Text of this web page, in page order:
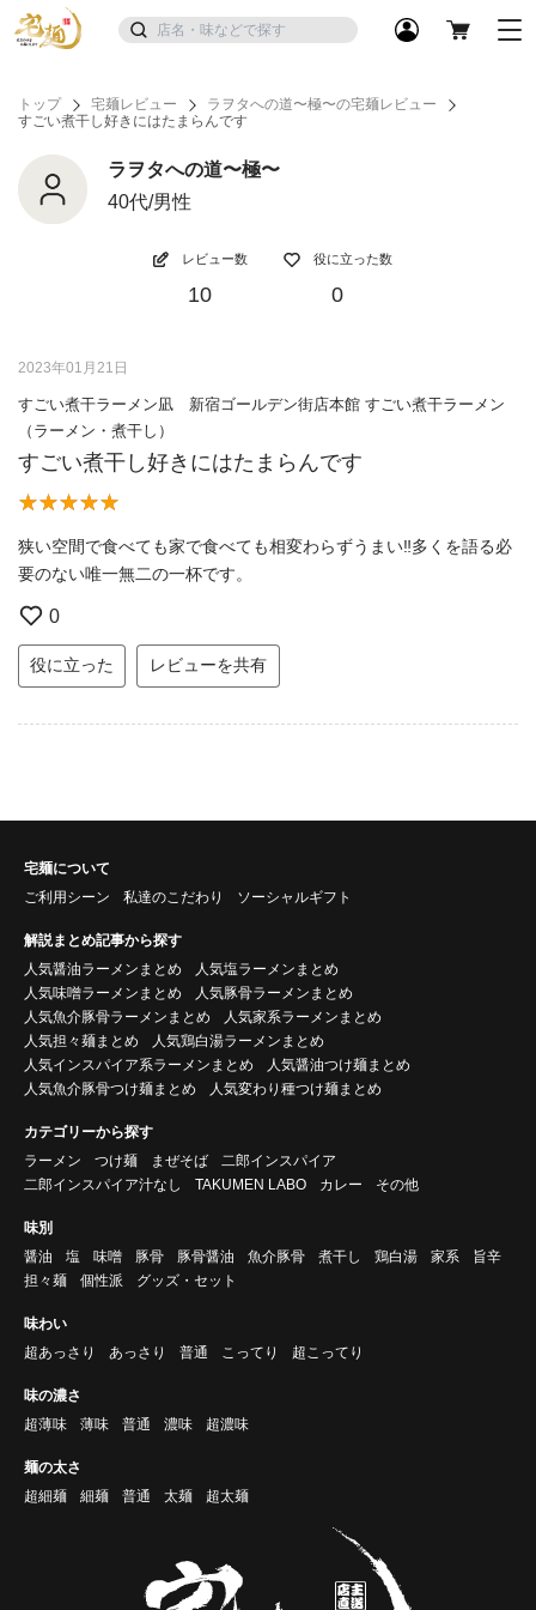
トップ 宅麺レビュー
ラヲタへの道〜極〜の宅麺レビュー
すごい煮干し好きにはたまらんです
ラヲタへの道〜極〜
40代/男性
レビュー数
10
役に立った数
0
2023年01月21日
すごい煮干ラーメン凪 新宿ゴールデン街店本館 すごい煮干ラーメン
（ラーメン・煮干し）
すごい煮干し好きにはたまらんです
狭い空間で食べても家で食べても相変わらずうまい‼︎多くを語る必
要のない唯一無二の一杯です。
0
役に立った レビューを共有
宅麺について
ご利用シーン
私達のこだわり ソーシャルギフト
解説まとめ記事から探す
人気醤油ラーメンまとめ
人気塩ラーメンまとめ
人気味噌ラーメンまとめ
人気豚骨ラーメンまとめ
人気魚介豚骨ラーメンまとめ
人気家系ラーメンまとめ
人気担々麺まとめ
人気鶏白湯ラーメンまとめ
人気インスパイア系ラーメンまとめ
人気醤油つけ麺まとめ
人気魚介豚骨つけ麺まとめ
人気変わり種つけ麺まとめ
カテゴリーから探す
ラーメン
つけ麺 まぜそば
二郎インスパイア
二郎インスパイア汁なし
TAKUMEN LABO カレー その他
味別
醤油
塩 味噌 豚骨 豚骨醤油 魚介豚骨 煮干し 鶏白湯 家系
旨辛
担々麺
個性派 グッズ・セット
味わい
超あっさり
あっさり 普通 こってり 超こってり
味の濃さ
超薄味
薄味 普通 濃味 超濃味
麺の太さ
超細麺
細麺 普通 太麺 超太麺